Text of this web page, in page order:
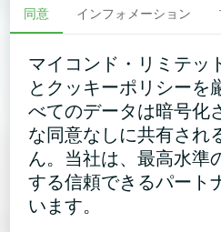
同意 インフォメーション
マイコンド・リミテッ
とクッキーポリシーを
べてのデータは暗号化
な同意なしに共有され
ん。当社は、最高水準
する信頼できるパート
います。